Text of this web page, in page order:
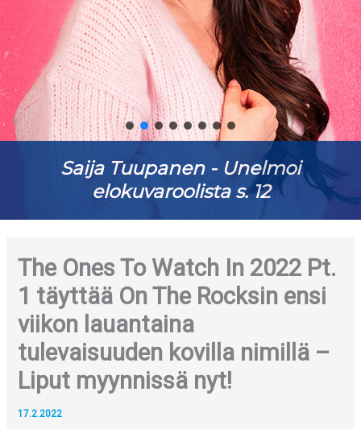
Saija Tuupanen - Unelmoi
elokuvaroolista s. 12
The Ones To Watch In 2022 Pt.
1 täyttää On The Rocksin ensi
viikon lauantaina
tulevaisuuden kovilla nimillä –
Liput myynnissä nyt!
17.2.2022